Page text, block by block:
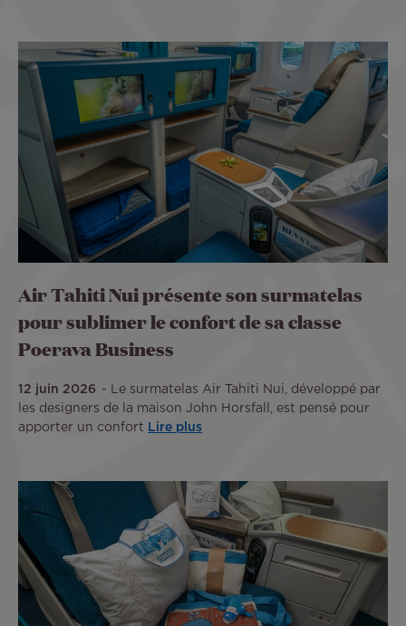
Air Tahiti Nui présente son surmatelas
pour sublimer le confort de sa classe
Poerava Business
12 juin 2026
Le surmatelas Air Tahiti Nui, développé par
les designers de la maison John Horsfall, est pensé pour
apporter un confort
Lire plus